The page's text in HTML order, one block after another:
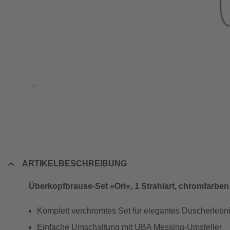
ARTIKELBESCHREIBUNG
Überkopfbrause-Set »Ori«, 1 Strahlart, chromfarben
Komplett verchromtes Set für elegantes
Einfache Umschaltung mit UBA Messing-Umsteller